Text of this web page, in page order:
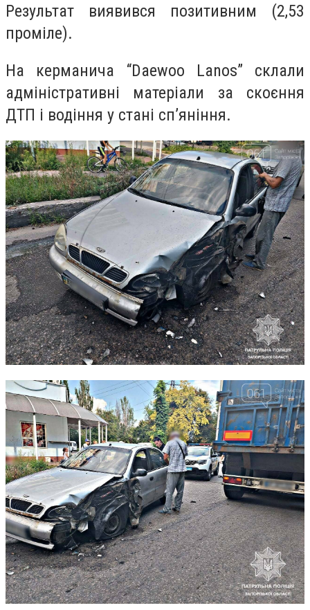
Результат виявився позитивним (2,53
проміле).
На керманича “Daewoo Lanos” склали
адміністративні матеріали за скоєння
ДТП і водіння у стані сп’яніння.